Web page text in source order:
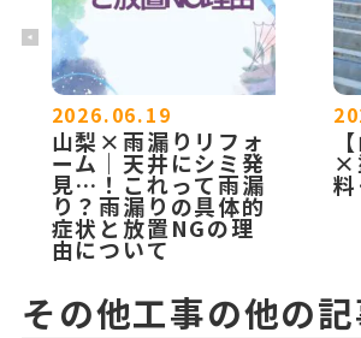
2026.06.19
山梨×雨漏りリフォ
ーム｜天井にシミ発
見…！これって雨漏
り？雨漏りの具体的
症状と放置NGの理
由について
×
その他工事の他の